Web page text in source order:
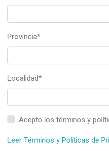
Provincia*
Localidad*
Acepto los términos y
Leer Términos y Políticas de